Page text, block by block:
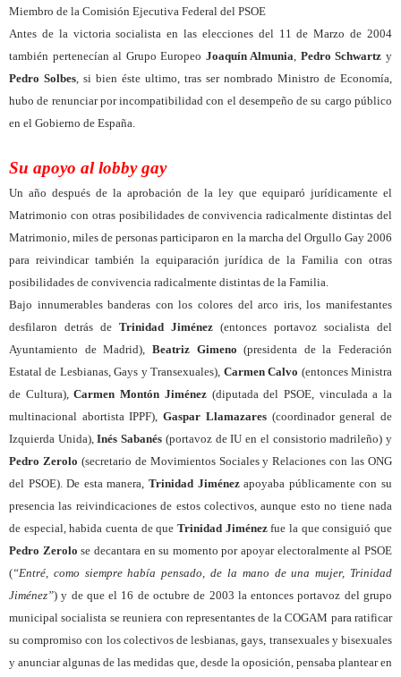
Miembro de la Comisión Ejecutiva Federal del PSOE
Antes de la victoria socialista en las elecciones del 11 de Marzo de 2004
también pertenecían al Grupo Europeo Joaquín Almunia, Pedro Schwartz y
Pedro Solbes, si bien éste ultimo, tras ser nombrado Ministro de Economía,
hubo de renunciar por incompatibilidad con el desempeño de su cargo público
en el Gobierno de España.
Su apoyo al lobby gay
Un año después de la aprobación de la ley que equiparó jurídicamente el
Matrimonio con otras posibilidades de convivencia radicalmente distintas del
Matrimonio, miles de personas participaron en la marcha del Orgullo Gay 2006
para reivindicar también la equiparación jurídica de la Familia con otras
posibilidades de convivencia radicalmente distintas de la Familia.
Bajo innumerables banderas con los colores del arco iris, los manifestantes
desfilaron detrás de Trinidad Jiménez (entonces portavoz socialista del
Ayuntamiento de Madrid), Beatriz Gimeno (presidenta de la Federación
Estatal de Lesbianas, Gays y Transexuales), Carmen Calvo (entonces Ministra
de Cultura),Carmen Montón Jiménez(diputada del PSOE, vinculada a la
multinacional abortista IPPF),Gaspar Llamazares(coordinador general de
Izquierda Unida),Inés Sabanés (portavoz de IU en el consistorio madrileño) y
Pedro Zerolo (secretario de Movimientos Sociales y Relaciones con las ONG
del PSOE). De esta manera, Trinidad Jiménezapoyaba públicamente con su
presencia las reivindicaciones de estos colectivos, aunque esto no tiene nada
de especial, habida cuenta de que Trinidad Jiménezfue la que consiguió que
Pedro Zerolo se decantara en su momento por apoyar electoralmente al PSOE
(“Entré, como siempre había pensado, de la mano de una mujer, Trinidad
Jiménez”) y de que el 16 de octubre de 2003 la entonces portavoz del grupo
municipal socialista se reuniera con representantes de la COGAM para ratificar
su compromiso con los colectivos de lesbianas, gays, transexuales y bisexuales
y anunciar algunas de las medidas que, desde la oposición, pensaba plantear en